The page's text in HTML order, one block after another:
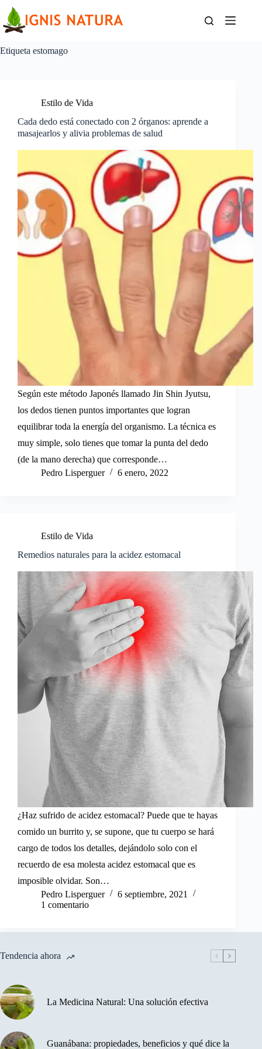
contenido
Etiqueta estomago
Estilo de Vida
Cada dedo está conectado con 2 órganos: aprende a
masajearlos y alivia problemas de salud
Según este método Japonés llamado Jin Shin Jyutsu,
los dedos tienen puntos importantes que logran
equilibrar toda la energía del organismo. La técnica es
muy simple, solo tienes que tomar la punta del dedo
(de la mano derecha) que corresponde…
Pedro Lisperguer
6 enero, 2022
Estilo de Vida
Remedios naturales para la acidez estomacal
¿Haz sufrido de acidez estomacal? Puede que te hayas
comido un burrito y, se supone, que tu cuerpo se hará
cargo de todos los detalles, dejándolo solo con el
recuerdo de esa molesta acidez estomacal que es
imposible olvidar. Son…
Pedro Lisperguer
6 septiembre, 2021
1 comentario
Tendencia ahora
La Medicina Natural: Una solución efectiva
Guanábana: propiedades, beneficios y qué dice la